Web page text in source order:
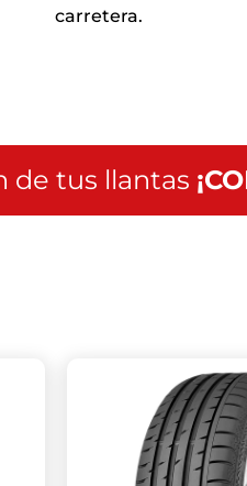
nacional
carretera.
de tus llantas